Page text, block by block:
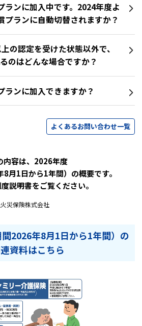
ランに加入中です。2024年度よ
プランに自動切替されますか？
の認定を受けた状態以外で、
のはどんな場合ですか？
ランに加入できますか？
よくあるお問い合わせ一覧
内容は、2026年度
8月1日から1年間）の概要です。
説明書をご覧ください。
災保険株式会社
2026年8月1日から1年間）の
資料はこちら